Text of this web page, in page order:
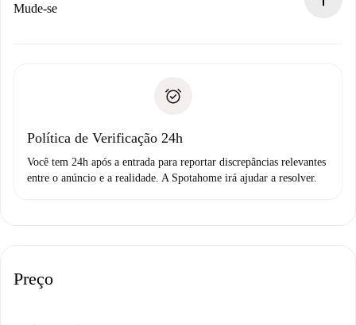
Se recusada: não cobraremos nada e ofereceremos
Débito direto bancário
Mude-se
não comunicar nenhum problema.
Política de Verificação 24h
Você tem 24h após a entrada para reportar discrepâncias relevantes
entre o anúncio e a realidade. A Spotahome irá ajudar a resolver.
Preço